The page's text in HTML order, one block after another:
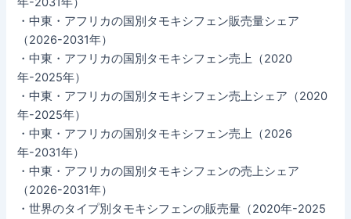
・中東・アフリカの国別タモキシフェン販売量シェア
（2026-2031年）
・中東・アフリカの国別タモキシフェン売上（2020
年-2025年）
・中東・アフリカの国別タモキシフェン売上シェア（2020
年-2025年）
・中東・アフリカの国別タモキシフェン売上（2026
年-2031年）
・中東・アフリカの国別タモキシフェンの売上シェア
（2026-2031年）
・世界のタイプ別タモキシフェンの販売量（2020年-2025